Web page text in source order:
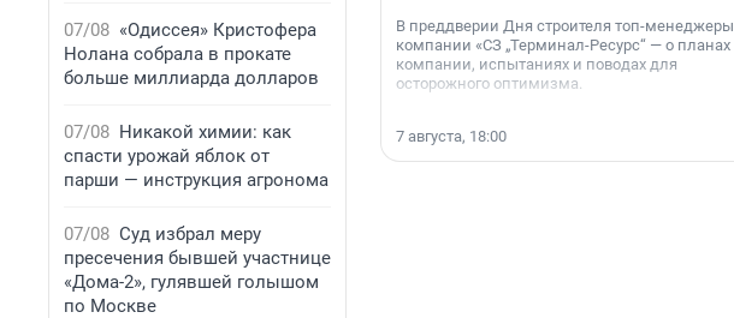
07/08 «Одиссея» Кристофера
Нолана собрала в прокате
больше миллиарда долларов
07/08 Никакой химии: как
спасти урожай яблок от
парши — инструкция агронома
07/08 Суд избрал меру
пресечения бывшей участнице
«Дома-2», гулявшей голышом
по Москве
В преддверии Дня строителя топ-менеджеры
компании «СЗ „Терминал-Ресурс“ — о планах
компании, испытаниях и поводах для
осторожного оптимизма.
7 августа, 18:00